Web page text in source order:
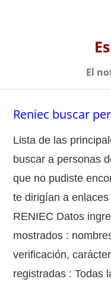
El
Reniec buscar
Lista de las
buscar a personas
que no pudiste
te dirigían a
RENIEC Datos
mostrados :
verificación,
registradas : Todas